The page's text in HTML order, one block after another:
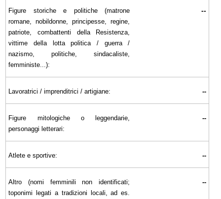
Figure storiche e politiche (matrone
romane, nobildonne, principesse, regine,
patriote, combattenti della Resistenza,
vittime della lotta politica / guerra /
nazismo, politiche, sindacaliste,
femministe...):
--
Lavoratrici / imprenditrici / artigiane: --
Figure mitologiche o leggendarie,
personaggi letterari:
--
Atlete e sportive: --
Altro (nomi femminili non identificati;
toponimi legati a tradizioni locali, ad es.
--